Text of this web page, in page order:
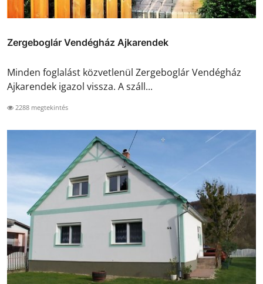
Zergeboglár Vendégház Ajkarendek
Minden foglalást közvetlenül Zergeboglár Vendégház
Ajkarendek igazol vissza. A száll...
2288 megtekintés